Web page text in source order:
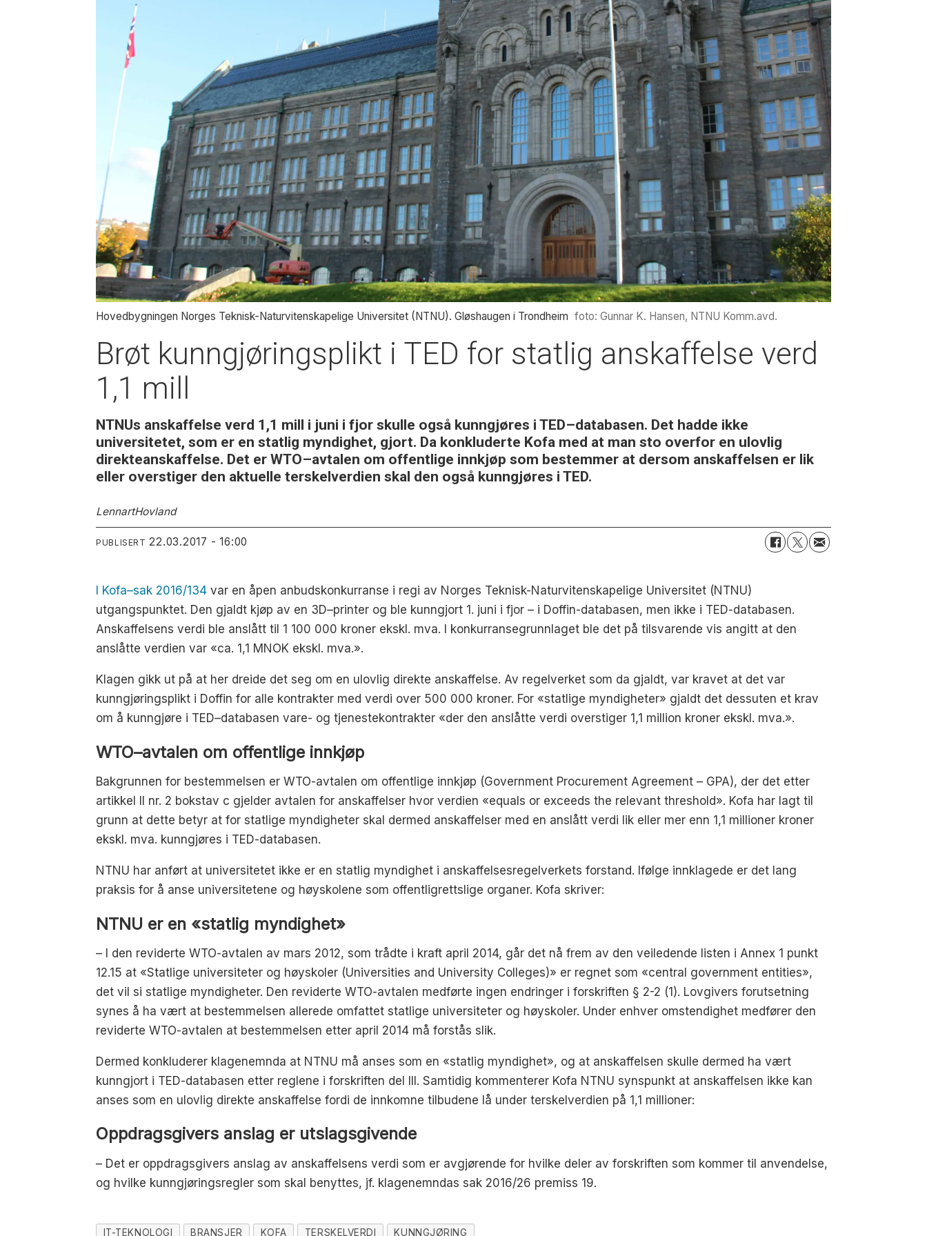
Hovedbygningen Norges Teknisk-Naturvitenskapelige Universitet (NTNU). Gløshaugen i Trondheim foto: Gunnar K. Hansen, NTNU Komm.avd.
Brøt kunngjøringsplikt i TED for statlig anskaffelse verd
1,1 mill
NTNUs anskaffelse verd 1,1 mill i juni i fjor skulle også kunngjøres i TED–databasen. Det hadde ikke
universitetet, som er en statlig myndighet, gjort. Da konkluderte Kofa med at man sto overfor en ulovlig
direkteanskaffelse. Det er WTO–avtalen om offentlige innkjøp som bestemmer at dersom anskaffelsen er lik
eller overstiger den aktuelle terskelverdien skal den også kunngjøres i TED.
LennartHovland
PUBLISERT 22.03.2017 - 16:00
I Kofa–sak 2016/134 var en åpen anbudskonkurranse i regi av Norges Teknisk-Naturvitenskapelige Universitet (NTNU)
utgangspunktet. Den gjaldt kjøp av en 3D–printer og ble kunngjort 1. juni i fjor – i Doffin-databasen, men ikke i TED-databasen.
Anskaffelsens verdi ble anslått til 1 100 000 kroner ekskl. mva. I konkurransegrunnlaget ble det på tilsvarende vis angitt at den
anslåtte verdien var «ca. 1,1 MNOK ekskl. mva.».
Klagen gikk ut på at her dreide det seg om en ulovlig direkte anskaffelse. Av regelverket som da gjaldt, var kravet at det var
kunngjøringsplikt i Doffin for alle kontrakter med verdi over 500 000 kroner. For «statlige myndigheter» gjaldt det dessuten et krav
om å kunngjøre i TED–databasen vare- og tjenestekontrakter «der den anslåtte verdi overstiger 1,1 million kroner ekskl. mva.».
WTO–avtalen om offentlige innkjøp
Bakgrunnen for bestemmelsen er WTO-avtalen om offentlige innkjøp (Government Procurement Agreement – GPA), der det etter
artikkel II nr. 2 bokstav c gjelder avtalen for anskaffelser hvor verdien «equals or exceeds the relevant threshold». Kofa har lagt til
grunn at dette betyr at for statlige myndigheter skal dermed anskaffelser med en anslått verdi lik eller mer enn 1,1 millioner kroner
ekskl. mva. kunngjøres i TED-databasen.
NTNU har anført at universitetet ikke er en statlig myndighet i anskaffelsesregelverkets forstand. Ifølge innklagede er det lang
praksis for å anse universitetene og høyskolene som offentligrettslige organer. Kofa skriver:
NTNU er en «statlig myndighet»
– I den reviderte WTO-avtalen av mars 2012, som trådte i kraft april 2014, går det nå frem av den veiledende listen i Annex 1 punkt
12.15 at «Statlige universiteter og høyskoler (Universities and University Colleges)» er regnet som «central government entities»,
det vil si statlige myndigheter. Den reviderte WTO-avtalen medførte ingen endringer i forskriften § 2-2 (1). Lovgivers forutsetning
synes å ha vært at bestemmelsen allerede omfattet statlige universiteter og høyskoler. Under enhver omstendighet medfører den
reviderte WTO-avtalen at bestemmelsen etter april 2014 må forstås slik.
Dermed konkluderer klagenemnda at NTNU må anses som en «statlig myndighet», og at anskaffelsen skulle dermed ha vært
kunngjort i TED-databasen etter reglene i forskriften del III. Samtidig kommenterer Kofa NTNU synspunkt at anskaffelsen ikke kan
anses som en ulovlig direkte anskaffelse fordi de innkomne tilbudene lå under terskelverdien på 1,1 millioner:
Oppdragsgivers anslag er utslagsgivende
– Det er oppdragsgivers anslag av anskaffelsens verdi som er avgjørende for hvilke deler av forskriften som kommer til anvendelse,
og hvilke kunngjøringsregler som skal benyttes, jf. klagenemndas sak 2016/26 premiss 19.
IT-TEKNOLOGI BRANSJER KOFA TERSKELVERDI KUNNGJØRING